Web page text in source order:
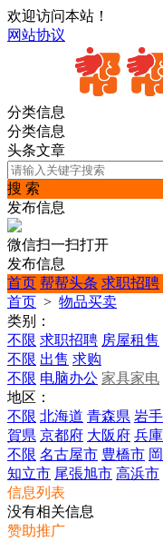
欢迎访问本站！
网站协议
分类信息
分类信息
头条文章
搜 索
发布信息
微信扫一扫打开
发布信息
首页 帮帮头条 求职招聘
首页 > 物品买卖
类别：
不限 求职招聘 房屋租售
不限 出售 求购
不限 电脑办公 家具家电
地区：
不限 北海道 青森県 岩
賀県 京都府 大阪府 兵
不限 名古屋市 豊橋市
知立市 尾張旭市 高浜市
信息列表
没有相关信息
赞助推广